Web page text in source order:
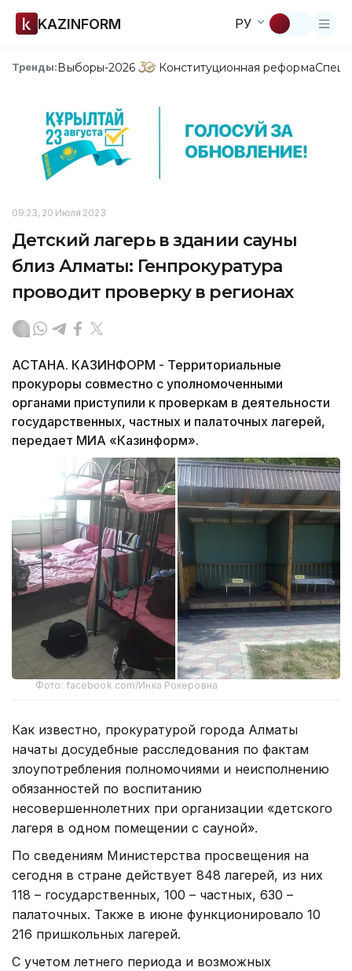
KAZINFORM РУ
Тренды:Выборы-2026 Конституционная реформа
09:23, 20 Июля 2023
Детский лагерь в здании сауны
близ Алматы: Генпрокуратура
проводит проверку в регионах
АСТАНА. КАЗИНФОРМ - Территориальные
прокуроры совместно с уполномоченными
органами приступили к проверкам в деятельности
государственных, частных и палаточных лагерей,
передает МИА «Казинформ».
Фото: facebook.com/Инка Рокеровна
Как известно, прокуратурой города Алматы
начаты досудебные расследования по фактам
злоупотребления полномочиями и неисполнению
обязанностей по воспитанию
несовершеннолетних при организации «детского
лагеря в одном помещении с сауной».
По сведениям Министерства просвещения на
сегодня в стране действует 848 лагерей, из них
118 – государственных, 100 – частных, 630 –
палаточных. Также в июне функционировало 10
216 пришкольных лагерей.
С учетом летнего периода и возможных